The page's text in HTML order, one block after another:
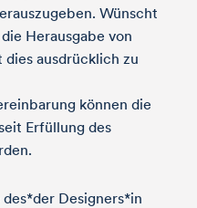
Wünscht
Herausgabe von
ausdrücklich zu
können die
Erfüllung des
Designers*in